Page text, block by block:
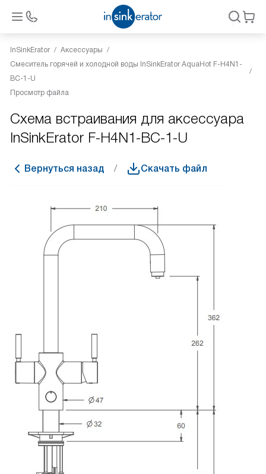
InSinkErator
Аксессуары
Смеситель горячей и холодной воды InSinkErator AquaHot F-H4N1-
BC-1-U
Просмотр файла
Схема встраивания для аксессуара
InSinkErator F-H4N1-BC-1-U
Вернуться назад Скачать файл